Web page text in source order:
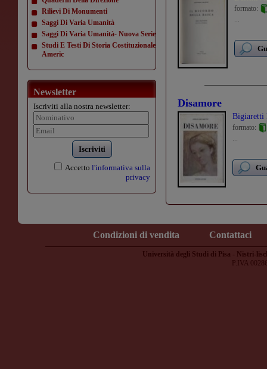
Rilievi Di Monumenti
Saggi Di Varia Umanità
Saggi Di Varia Umanità- Nuova Serie
Studi E Testi Di Storia Costituzionale
Americ
Newsletter
Iscriviti alla nostra newsletter:
Iscriviti
Accetto l'informativa sulla
privacy
formato:
...
Disamore
Bigiaretti
formato:
...
Condizioni di vendita Contattaci
Università degli Studi di Pisa - Nistri-
P.IVA